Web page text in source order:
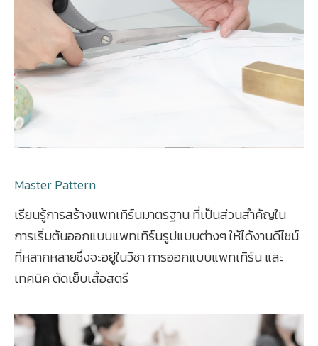
Master Pattern
เรียนรู้การสร้างแพทเทิร์นมาตรฐาน ที่เป็นส่วนสำคัญใน
การเริ่มต้นออกแบบแพทเทิร์นรูปแบบต่างๆ ให้ได้งานดีไซน์
ที่หลากหลายซึ่งจะอยู่ในวิชา การออกแบบแพทเทิร์น และ
เทคนิค ตัดเย็บเสื้อสตรี